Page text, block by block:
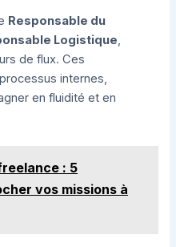
Responsable du
Logistique,
de flux. Ces
internes,
en fluidité et en
: 5
vos missions à